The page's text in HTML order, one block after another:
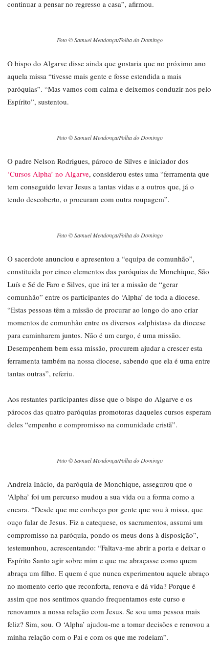
continuar a pensar no regresso a casa”, afirmou.
Foto © Samuel Mendonça/Folha do Domingo
O bispo do Algarve disse ainda que gostaria que no próximo ano
aquela missa “tivesse mais gente e fosse estendida a mais
paróquias”. “Mas vamos com calma e deixemos conduzir-nos pelo
Espírito”, sustentou.
Foto © Samuel Mendonça/Folha do Domingo
O padre Nelson Rodrigues, pároco de Silves e iniciador dos
‘Cursos Alpha’ no Algarve, considerou estes uma “ferramenta que
tem conseguido levar Jesus a tantas vidas e a outros que, já o
tendo descoberto, o procuram com outra roupagem”.
Foto © Samuel Mendonça/Folha do Domingo
O sacerdote anunciou e apresentou a “equipa de comunhão”,
constituída por cinco elementos das paróquias de Monchique, São
Luís e Sé de Faro e Silves, que irá ter a missão de “gerar
comunhão” entre os participantes do ‘Alpha’ de toda a diocese.
“Estas pessoas têm a missão de procurar ao longo do ano criar
momentos de comunhão entre os diversos «alphistas» da diocese
para caminharem juntos. Não é um cargo, é uma missão.
Desempenhem bem essa missão, procurem ajudar a crescer esta
ferramenta também na nossa diocese, sabendo que ela é uma entre
tantas outras”, referiu.
Aos restantes participantes disse que o bispo do Algarve e os
párocos das quatro paróquias promotoras daqueles cursos esperam
deles “empenho e compromisso na comunidade cristã”.
Foto © Samuel Mendonça/Folha do Domingo
Andreia Inácio, da paróquia de Monchique, assegurou que o
‘Alpha’ foi um percurso mudou a sua vida ou a forma como a
encara. “Desde que me conheço por gente que vou à missa, que
ouço falar de Jesus. Fiz a catequese, os sacramentos, assumi um
compromisso na paróquia, pondo os meus dons à disposição”,
testemunhou, acrescentando: “Faltava-me abrir a porta e deixar o
Espírito Santo agir sobre mim e que me abraçasse como quem
abraça um filho. E quem é que nunca experimentou aquele abraço
no momento certo que reconforta, renova e dá vida? Porque é
assim que nos sentimos quando frequentamos este curso e
renovamos a nossa relação com Jesus. Se sou uma pessoa mais
feliz? Sim, sou. O ‘Alpha’ ajudou-me a tomar decisões e renovou a
minha relação com o Pai e com os que me rodeiam”.